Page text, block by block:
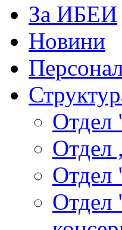
За ИБЕИ
Новини
Отдел
Отдел
Отдел
Отдел